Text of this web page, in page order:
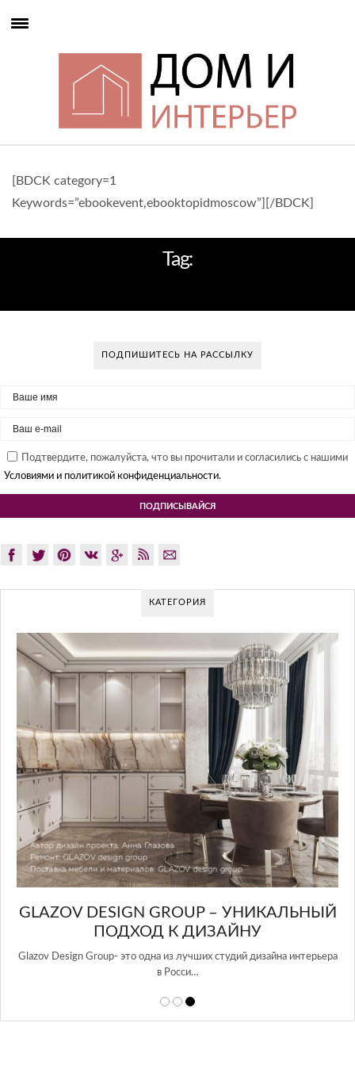
[BDCK category=1
Keywords=”ebookevent,ebooktopidmoscow”][/BDCK]
Tag:
ПОДПИШИТЕСЬ НА РАССЫЛКУ
Подтвердите, пожалуйста, что вы прочитали и согласились с нашими
Условиями и политикой конфиденциальности.
КАТЕГОРИЯ
GLAZOV DESIGN GROUP – УНИКАЛЬНЫЙ
ПОДХОД К ДИЗАЙНУ
Glazov Design Group- это одна из лучших студий дизайна интерьера
в Росси…